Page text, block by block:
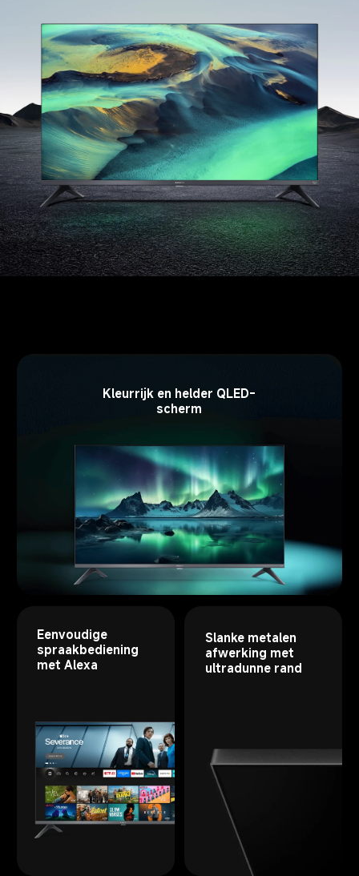
Kleurrijk en helder QLED-
scherm
Eenvoudige
spraakbediening
met Alexa
Slanke metalen
afwerking met
ultradunne rand